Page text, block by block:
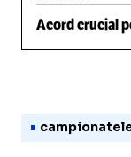
Acord crucial